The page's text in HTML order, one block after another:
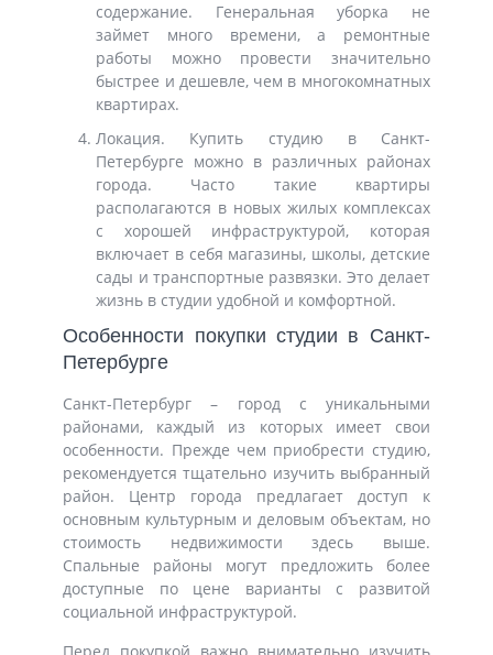
содержание. Генеральная уборка не
займет много времени, а ремонтные
работы можно провести значительно
быстрее и дешевле, чем в многокомнатных
квартирах.
Локация. Купить студию в Санкт-
Петербурге можно в различных районах
города. Часто такие квартиры
располагаются в новых жилых комплексах
с хорошей инфраструктурой, которая
включает в себя магазины, школы, детские
сады и транспортные развязки. Это делает
жизнь в студии удобной и комфортной.
Особенности покупки студии в Санкт-
Петербурге
Санкт-Петербург – город с уникальными
районами, каждый из которых имеет свои
особенности. Прежде чем приобрести студию,
рекомендуется тщательно изучить выбранный
район. Центр города предлагает доступ к
основным культурным и деловым объектам, но
стоимость недвижимости здесь выше.
Спальные районы могут предложить более
доступные по цене варианты с развитой
социальной инфраструктурой.